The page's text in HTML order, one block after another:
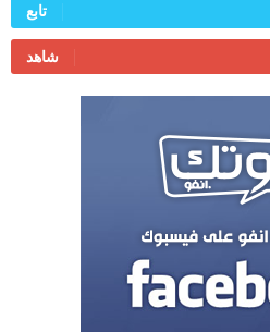
تابع
شاهد